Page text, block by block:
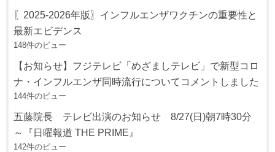
〖2025-2026年版〗インフルエンザワクチンの重要性と
最新エビデンス
148件のビュー
【お知らせ】フジテレビ「めざましテレビ」で新型コロ
ナ・インフルエンザ同時流行についてコメントしました
144件のビュー
五藤院長 テレビ出演のお知らせ 8/27(日)朝7時30分
～『日曜報道 THE PRIME』
142件のビュー